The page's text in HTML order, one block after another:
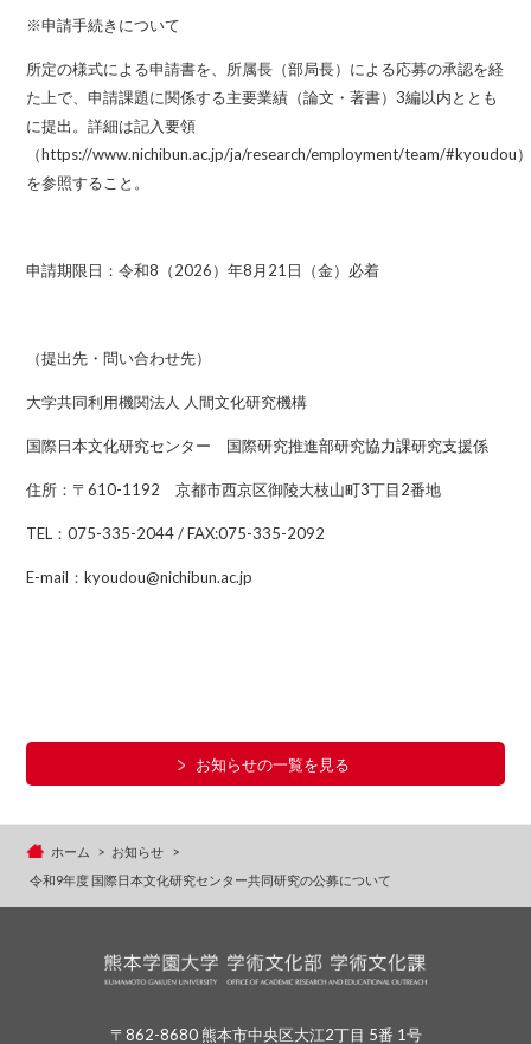
※申請手続きについて
所定の様式による申請書を、所属長（部局長）による応募の承認を経
た上で、申請課題に関係する主要業績（論文・著書）3編以内ととも
に提出。詳細は記入要領
（https://www.nichibun.ac.jp/ja/research/employment/team/#kyoudou
を参照すること。
申請期限日：令和8（2026）年8月21日（金）必着
（提出先・問い合わせ先）
大学共同利用機関法人 人間文化研究機構
国際日本文化研究センター 国際研究推進部研究協力課研究支援係
住所：〒610-1192 京都市西京区御陵大枝山町3丁目2番地
TEL：075-335-2044 / FAX:075-335-2092
E-mail：kyoudou@nichibun.ac.jp
お知らせの一覧を見る
ホーム
お知らせ
令和9年度 国際日本文化研究センター共同研究の公募について
〒862-8680 熊本市中央区大江2丁目 5番 1号